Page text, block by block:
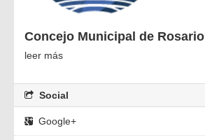
Concejo Municipal de Rosario
leer más
Social
Google+